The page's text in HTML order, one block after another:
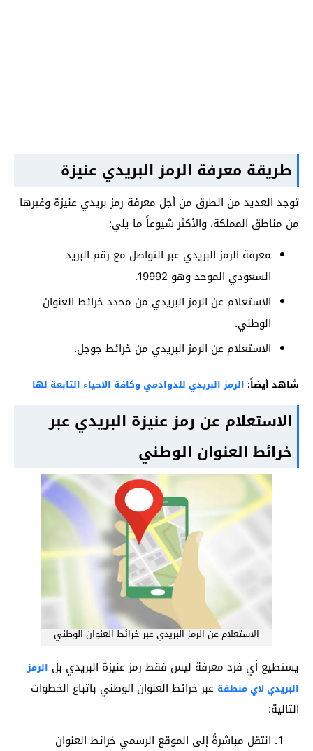
طريقة معرفة الرمز البريدي عنيزة
توجد العديد من الطرق من أجل معرفة رمز بريدي عنيزة وغيرها
من مناطق المملكة، والأكثر شيوعاً ما يلي:
معرفة الرمز البريدي عبر التواصل مع رقم البريد
السعودي الموحد وهو 19992.
الاستعلام عن الرمز البريدي من محدد خرائط العنوان
الوطني.
الاستعلام عن الرمز البريدي من خرائط جوجل.
شاهد أيضاً: الرمز البريدي للدوادمي وكافة الاحياء التابعة لها
الاستعلام عن رمز عنيزة البريدي عبر
خرائط العنوان الوطني
الاستعلام عن الرمز البريدي عبر خرائط العنوان الوطني
يستطيع أي فرد معرفة ليس فقط رمز عنيزة البريدي بل الرمز
البريدي لاي منطقة عبر خرائط العنوان الوطني باتباع الخطوات
التالية:
انتقل مباشرةً إلى الموقع الرسمي خرائط العنوان